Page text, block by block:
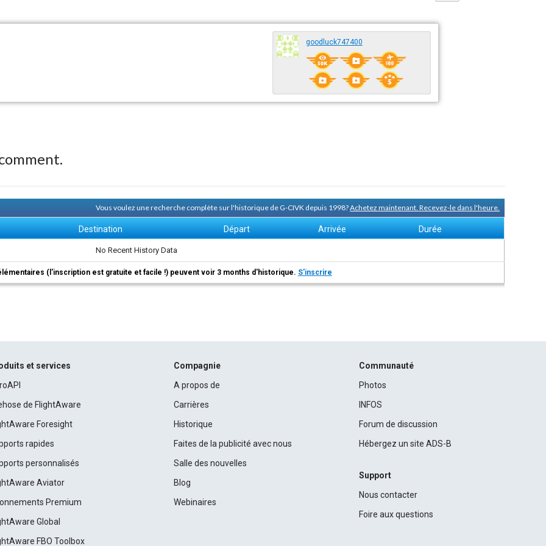
goodluck747400
Vous voulez une recherche complète sur l'historique de G-CIVK depuis 1998?Achetez maintenant. Recevez-le dans l'heure.
Destination Départ Arrivée Durée
No Recent History Data
(l'inscription est gratuite et facile !) peuvent voir 3 months d'historique. S'inscrire
et services
de FlightAware
Foresight
rapides
personnalisés
Aviator
Premium
Global
FBO Toolbox
Compagnie
A propos de
Carrières
Historique
Faites de la publicité avec nous
Salle des nouvelles
Blog
Webinaires
Communauté
Photos
INFOS
Forum de discussion
Hébergez un site ADS-B
Support
Nous contacter
Foire aux questions